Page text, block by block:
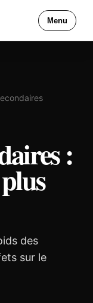
Menu
:
des
sur le